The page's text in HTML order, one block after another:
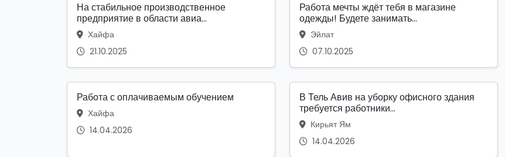
На стабильное производственное
предприятие в области авиа...
Хайфа
21.10.2025
Работа мечты ждёт тебя в магазине
одежды! Будете занимать...
Эйлат
07.10.2025
Работа с оплачиваемым обучением
Хайфа
14.04.2026
В Тель Авив на уборку офисного здания
требуется работники...
Кирьят Ям
14.04.2026